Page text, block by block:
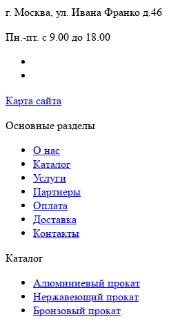
г. Москва, ул. Ивана Франко д.46
Пн.-пт. с 9.00 до 18.00
Карта сайта
Основные разделы
О нас
Каталог
Услуги
Партнеры
Оплата
Доставка
Контакты
Каталог
Алюминиевый прокат
Нержавеющий прокат
Бронзовый прокат